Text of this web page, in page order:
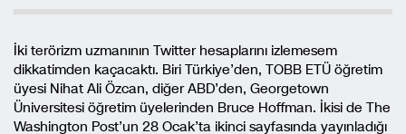
İki terörizm uzmanının Twitter hesaplarını izlemesem
dikkatimden kaçacaktı. Biri Türkiye’den, TOBB ETÜ öğretim
üyesi Nihat Ali Özcan, diğer ABD’den, Georgetown
Üniversitesi öğretim üyelerinden Bruce Hoffman. İkisi de The
Washington Post’un 28 Ocak’ta ikinci sayfasında yayınladığı